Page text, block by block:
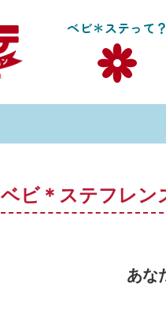
ベビ＊ステって？
ベビ＊ステフレン
あな